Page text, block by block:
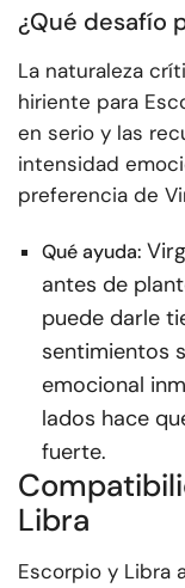
¿Qué desafío
La naturaleza
hiriente para
en serio y las
intensidad
preferencia de
Qué ayuda:
antes de
puede darle
sentimientos
emocional
lados hace
fuerte.
Libra
Escorpio y Libra